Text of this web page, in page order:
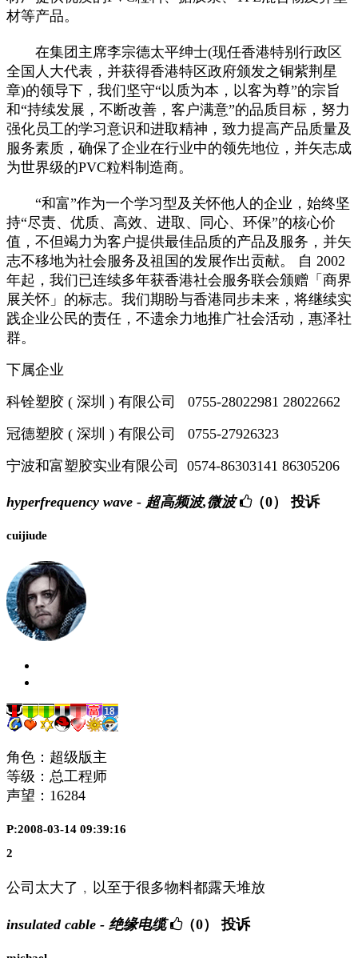
材等产品。
在集团主席李宗德太平绅士(现任香港特别行政区
全国人大代表，并获得香港特区政府颁发之铜紫荆星
章)的领导下，我们坚守“以质为本，以客为尊”的宗旨
和“持续发展，不断改善，客户满意”的品质目标，努力
强化员工的学习意识和进取精神，致力提高产品质量及
服务素质，确保了企业在行业中的领先地位，并矢志成
为世界级的PVC粒料制造商。
“和富”作为一个学习型及关怀他人的企业，始终坚
持“尽责、优质、高效、进取、同心、环保”的核心价
值，不但竭力为客户提供最佳品质的产品及服务，并矢
志不移地为社会服务及祖国的发展作出贡献。 自 2002
年起，我们已连续多年获香港社会服务联会颁赠「商界
展关怀」的标志。我们期盼与香港同步未来，将继续实
践企业公民的责任，不遗余力地推广社会活动，惠泽社
群。
下属企业
科铨塑胶 ( 深圳 ) 有限公司 0755-28022981 28022662
冠德塑胶 ( 深圳 ) 有限公司 0755-27926323
宁波和富塑胶实业有限公司 0574-86303141 86305206
hyperfrequency wave - 超高频波,微波 （0） 投诉
cuijiude
角色：超级版主
等级：总工程师
声望： 16284
P:2008-03-14 09:39:16
2
公司太大了﹐以至于很多物料都露天堆放
insulated cable - 绝缘电缆 （0） 投诉